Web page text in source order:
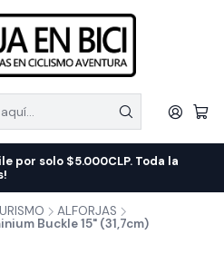
por solo $5.000CLP. Toda la
ALFORJAS
Buckle 15" (31,7cm)